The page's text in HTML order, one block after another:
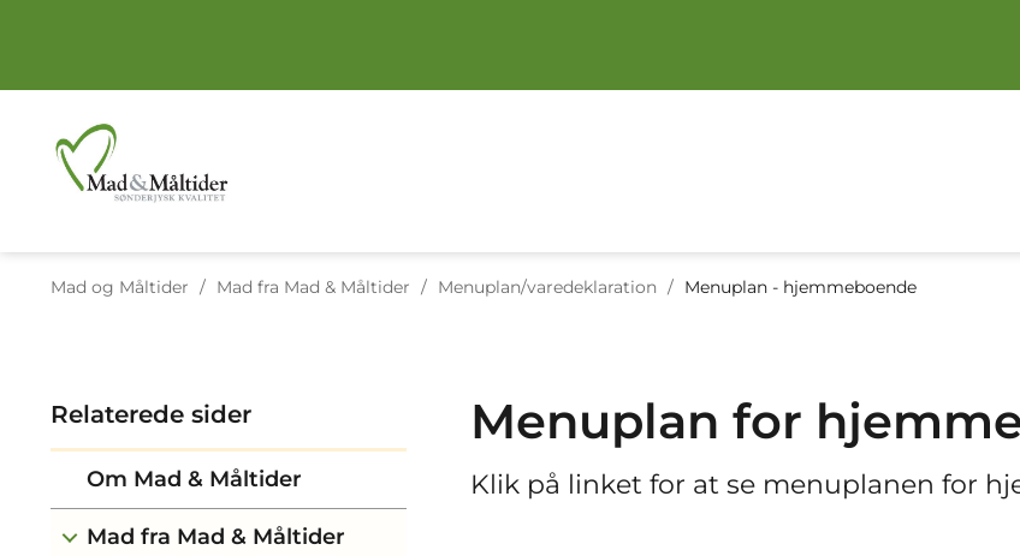
Mad og Måltider / Mad fra Mad & Måltider / Tilbage til
Menuplan/varedeklaration / Menuplan - hjemmeboende
Relaterede sider
Om Mad & Måltider
Mad fra Mad & Måltider
Menuplan for
Klik på linket for at se menuplanen for